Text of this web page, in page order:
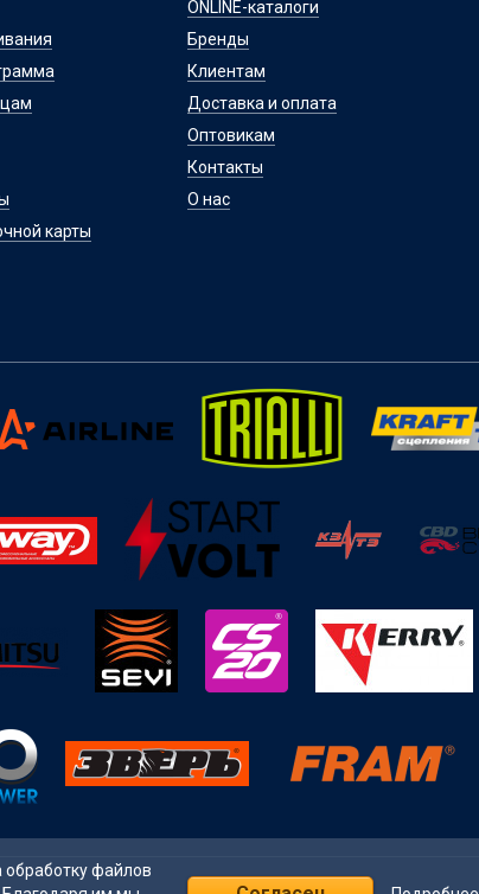
карты
ONLINE-каталоги
Бренды
Клиентам
Доставка и оплата
Оптовикам
Контакты
О нас
обработку файлов